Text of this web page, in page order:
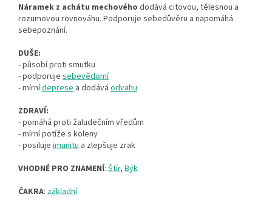
Náramek z achátu mechového dodává citovou, tělesnou a
rozumovou rovnováhu. Podporuje sebedůvěru a napomáhá
sebepoznání.
DUŠE:
- působí proti smutku
- podporuje sebevědomí
- mírnídeprese a dodává odvahu
ZDRAVÍ:
- pomáhá proti žaludečním vředům
- mírní potíže s koleny
- posiluje imunitu a zlepšuje zrak
VHODNÉ PRO ZNAMENÍ: Štír, Býk
ČAKRA: základní